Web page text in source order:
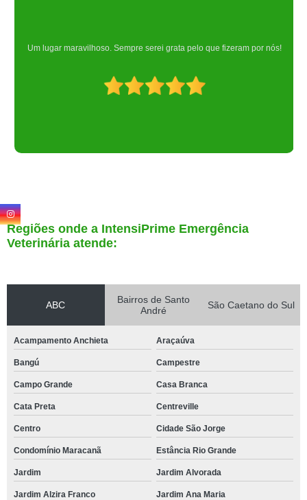
Um lugar maravilhoso. Sempre serei grata pelo que fizeram por nós!
Regiões onde a IntensiPrime Emergência
Veterinária atende:
ABC
Bairros de Santo
André
São Caetano do Sul
Acampamento Anchieta Araçaúva
Bangú Campestre
Campo Grande Casa Branca
Cata Preta Centreville
Centro Cidade São Jorge
Condomínio Maracanã Estância Rio Grande
Jardim Jardim Alvorada
Jardim Alzira Franco Jardim Ana Maria